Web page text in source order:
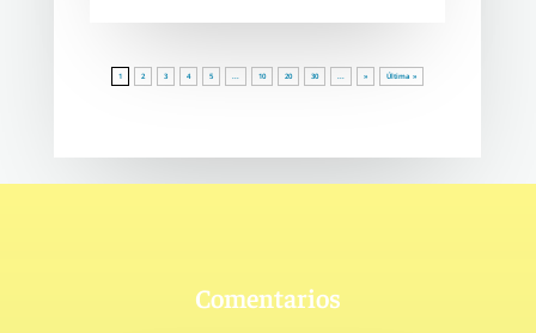
1 2 3 4 5 ... 10 20 30 ... » Última »
Comentarios